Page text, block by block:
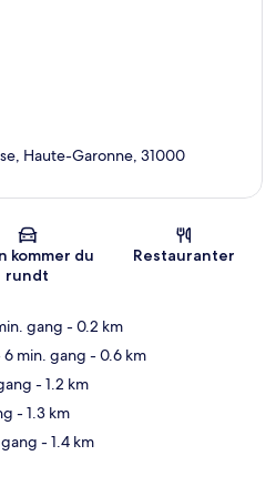
Kort
Haute-Garonne, 31000
kommer du
rundt
Restauranter
gang - 0.2 km
6 min. gang - 0.6 km
- 1.2 km
- 1.3 km
- 1.4 km